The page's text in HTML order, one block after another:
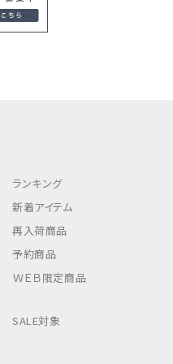
ランキング
新着アイテム
再入荷商品
予約商品
ＷＥＢ限定商品
SALE対象